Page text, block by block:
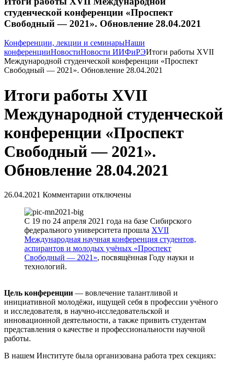
студенческой конференции «Проспект
Свободный — 2021». Обновление 28.04.2021
Конференции, лекции и семинарыНаши
конференцииНовостиНовости ИИФиРЭИтоги работы XVII
Международной студенческой конференции «Проспект
Свободный — 2021». Обновление 28.04.2021
Итоги работы XVII
Международной студенческой
конференции «Проспект
Свободный — 2021».
Обновление 28.04.2021
26.04.2021 Комментарии отключены
С 19 по 24 апреля 2021 года на базе Сибирского
федерального университета прошла XVII
Международная научная конференция студентов,
аспирантов и молодых учёных «Проспект
Свободный — 2021», посвящённая Году науки и
технологий.
Цель конференции — вовлечение талантливой и
инициативной молодёжи, ищущей себя в профессии учёного
и исследователя, в научно-исследовательской и
инновационной деятельности, а также привить студентам
представления о качестве и профессиональности научной
работы.
В нашем Институте была организована работа трех секциях: